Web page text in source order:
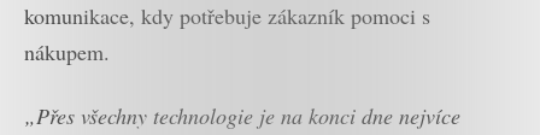
komunikace, kdy potřebuje zákazník pomoci s
nákupem.
„Přes všechny technologie je na konci dne nejvíce